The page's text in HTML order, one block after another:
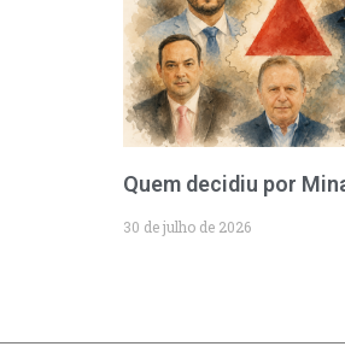
Quem decidiu por
30 de julho de 2026